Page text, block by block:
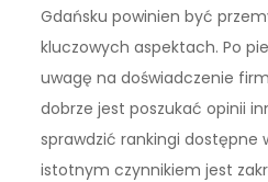
Gdańsku powinien być
kluczowych aspektach. Po
uwagę na doświadczenie
dobrze jest poszukać opinii
sprawdzić rankingi dostępne
istotnym czynnikiem jest